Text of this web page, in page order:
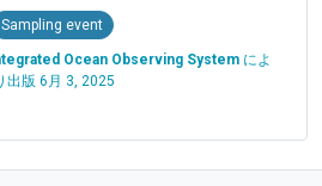
Sampling event
Ocean Observing Systemによ
出版 6月 3, 2025